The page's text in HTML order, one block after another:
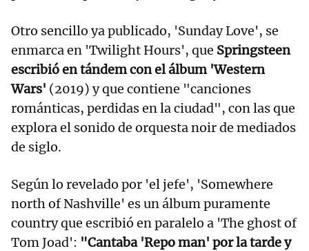
Otro sencillo ya publicado, 'Sunday Love', se
enmarca en 'Twilight Hours', que Springsteen
escribió en tándem con el álbum 'Western
Wars' (2019) y que contiene "canciones
románticas, perdidas en la ciudad", con las que
explora el sonido de orquesta noir de mediados
de siglo.
Según lo revelado por 'el jefe', 'Somewhere
north of Nashville' es un álbum puramente
country que escribió en paralelo a 'The ghost of
Tom Joad': "Cantaba 'Repo man' por la tarde y